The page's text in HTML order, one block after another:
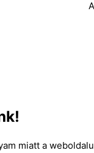
miatt a